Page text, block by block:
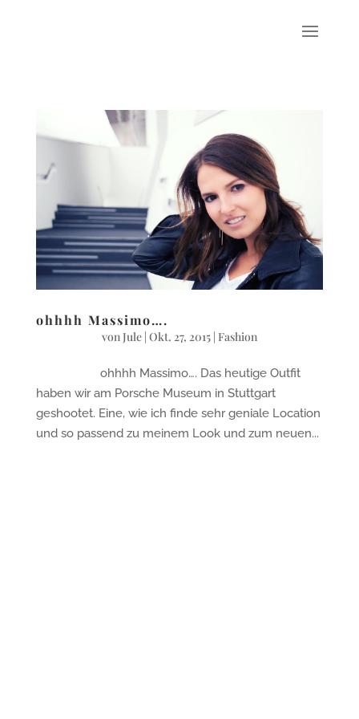
ohhhh Massimo….
vonJule| Okt. 27, 2015| Fashion
ohhhh Massimo…. Das heutige Outfit
haben wir am Porsche Museum in Stuttgart
geshootet. Eine, wie ich finde sehr geniale Location
und so passend zu meinem Look und zum neuen...